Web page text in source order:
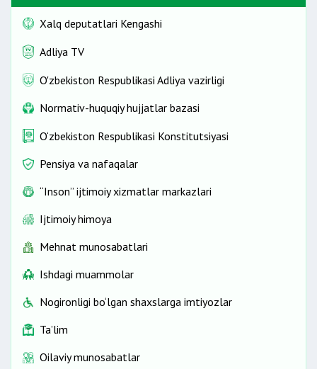
Xalq deputatlari Kengashi
Adliya TV
O'zbekiston Respublikasi Adliya vazirligi
Normativ-huquqiy hujjatlar bazasi
O‘zbekiston Respublikasi Konstitutsiyasi
Pensiya va nafaqalar
“Inson” ijtimoiy xizmatlar markazlari
Ijtimoiy himoya
Mehnat munosabatlari
Ishdagi muammolar
Nogironligi bo‘lgan shaxslarga imtiyozlar
Ta’lim
Oilaviy munosabatlar